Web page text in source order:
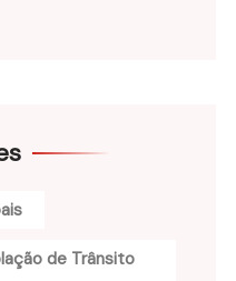
de Trânsito